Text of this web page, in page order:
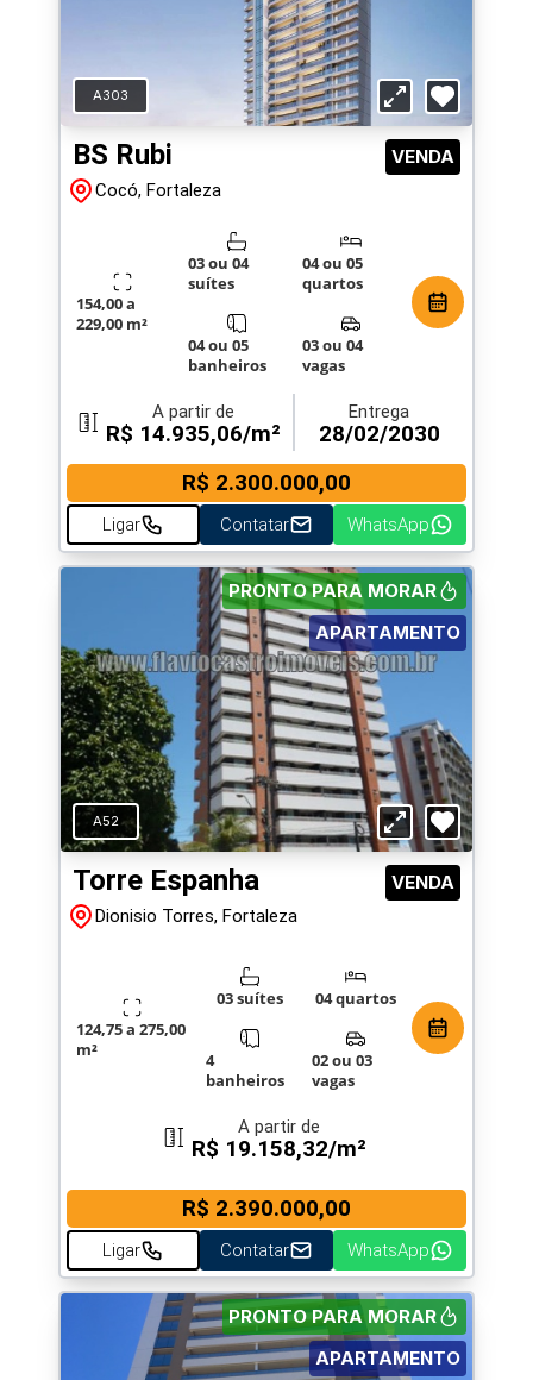
A303
BS Rubi VENDA
Cocó, Fortaleza
154,00 a
229,00 m²
03 ou 04
suítes
04 ou 05
quartos
04 ou 05
banheiros
03 ou 04
vagas
A partir de
R$ 14.935,06/m²
Entrega
28/02/2030
R$ 2.300.000,00
Ligar Contatar WhatsApp
A52
APARTAMENTO
PRONTO PARA MORAR
Torre Espanha VENDA
Dionisio Torres, Fortaleza
124,75 a 275,00
m²
03 suítes 04 quartos
4
banheiros
02 ou 03
vagas
A partir de
R$ 19.158,32/m²
R$ 2.390.000,00
Ligar Contatar WhatsApp
APARTAMENTO
PRONTO PARA MORAR